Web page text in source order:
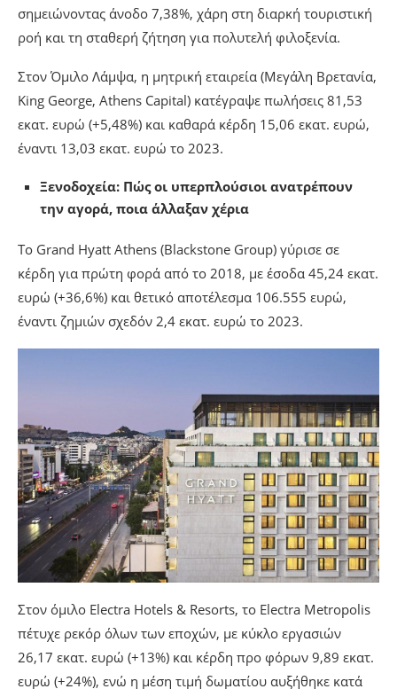
σημειώνοντας άνοδο 7,38%, χάρη στη διαρκή τουριστική
ροή και τη σταθερή ζήτηση για πολυτελή φιλοξενία.
Στον Όμιλο Λάμψα, η μητρική εταιρεία (Μεγάλη Βρετανία,
King George, Athens Capital) κατέγραψε πωλήσεις 81,53
εκατ. ευρώ (+5,48%) και καθαρά κέρδη 15,06 εκατ. ευρώ,
έναντι 13,03 εκατ. ευρώ το 2023.
Ξενοδοχεία: Πώς οι υπερπλούσιοι ανατρέπουν
την αγορά, ποια άλλαξαν χέρια
Το Grand Hyatt Athens (Blackstone Group) γύρισε σε
κέρδη για πρώτη φορά από το 2018, με έσοδα 45,24 εκατ.
ευρώ (+36,6%) και θετικό αποτέλεσμα 106.555 ευρώ,
έναντι ζημιών σχεδόν 2,4 εκατ. ευρώ το 2023.
Στον όμιλο Electra Hotels & Resorts, το Electra Metropolis
πέτυχε ρεκόρ όλων των εποχών, με κύκλο εργασιών
26,17 εκατ. ευρώ (+13%) και κέρδη προ φόρων 9,89 εκατ.
ευρώ (+24%), ενώ η μέση τιμή δωματίου αυξήθηκε κατά